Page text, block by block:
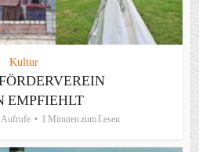
Kultur
EMPFIEHLT
Aufrufe 1 Minuten zum Lesen